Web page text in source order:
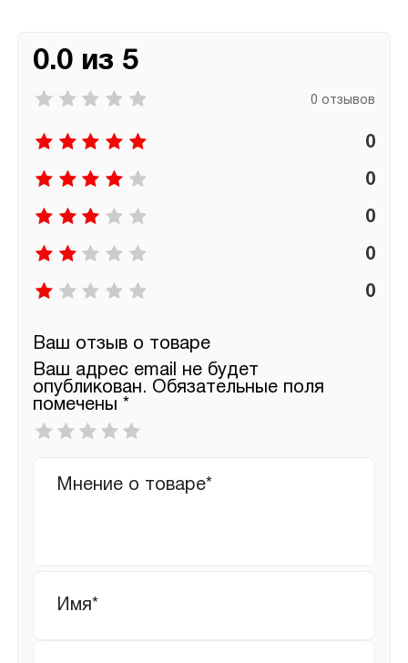
0.0 из 5
0 отзывов
0
0
0
0
0
Ваш отзыв о товаре
Ваш адрес email не будет
опубликован. Обязательные поля
помечены *
Ваша
оценка
отзыв